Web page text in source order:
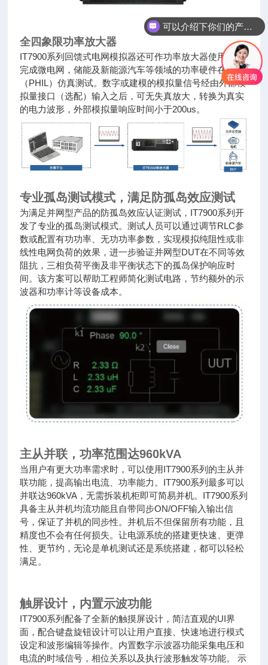
全四象限功率放大器
IT7900系列回馈式电网模拟器还可作功率放大器使用，以
完成微电网，储能及新能源汽车等领域的功率硬件在环
（PHIL）仿真测试。数字或建模的模拟量信号经由外部模
拟量接口（选配）输入之后，可无失真放大，转换为真实
的电力波形，外部模拟量响应时间小于200us。
专业孤岛测试模式，满足防孤岛效应测试
为满足并网型产品的防孤岛效应认证测试，IT7900系列开
发了专业的孤岛测试模式。测试人员可以通过调节RLC参
数或配置有功功率、无功功率参数，实现模拟纯阻性或非
线性电网负荷的效果，进一步验证并网型DUT在不同等效
阻抗，三相负荷平衡及非平衡状态下的孤岛保护响应时
间。该方案可以帮助工程师简化测试电路，节约额外的示
波器和功率计等设备成本。
主从并联，功率范围达960kVA
当用户有更大功率需求时，可以使用IT7900系列的主从并
联功能，提高输出电流、功率能力。IT7900系列最多可以
并联达960kVA，无需拆装机柜即可简易并机。IT7900系列
具备主从并机均流功能且自带同步ON/OFF输入输出信
号，保证了并机的同步性。并机后不但保留所有功能，且
精度也不会有任何损失。让电源系统的搭建更快速、更弹
性、更节约，无论是单机测试还是系统搭建，都可以轻松
满足。
触屏设计，内置示波功能
IT7900系列配备了全新的触摸屏设计，简洁直观的UI界
面，配合键盘旋钮设计可以让用户直接、快速地进行模式
设定和波形编辑等操作。内置数字示波器功能采集电压和
电流的时域信号，相位关系以及执行波形触发等功能。 示
可以介绍下你们的产品么